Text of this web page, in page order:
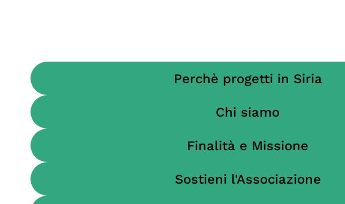
Perchè progetti in Siria
Chi siamo
Finalità e Missione
Sostieni l'Associazione